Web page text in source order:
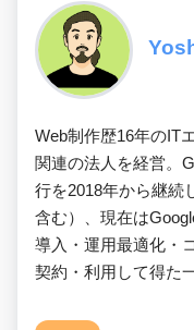
Web制作歴16年のIT
関連の法人を経営。
行を2018年から継続
含む）、現在は
導入・運用最適化・
契約・利用して得た